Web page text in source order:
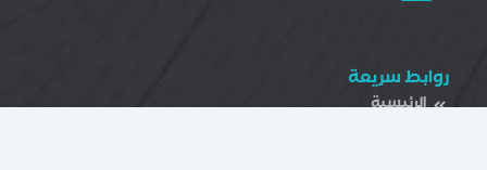
روابط سريعة
الرئيسية